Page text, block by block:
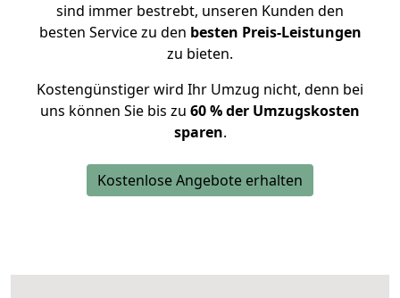
sind immer bestrebt, unseren Kunden den
besten Service zu den besten Preis-Leistungen
zu bieten.
Kostengünstiger wird Ihr Umzug nicht, denn bei
uns können Sie bis zu 60 % der Umzugskosten
sparen.
Kostenlose Angebote erhalten